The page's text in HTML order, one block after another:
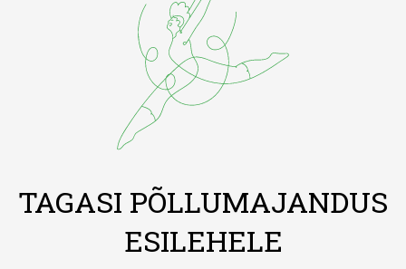
TAGASI PÕLLUMAJANDUS
ESILEHELE